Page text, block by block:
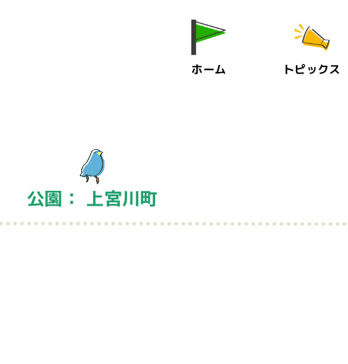
ホーム トピックス
公園： 上宮川町